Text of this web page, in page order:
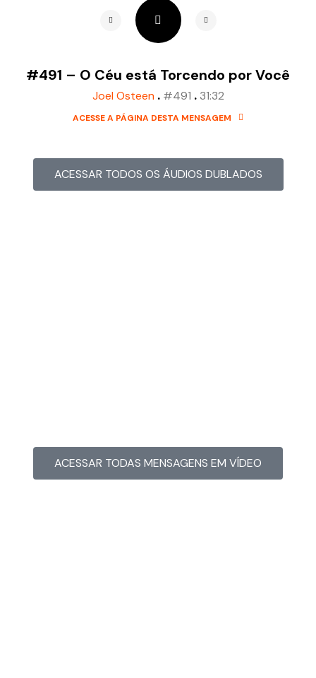
#491 – O Céu está Torcendo por Você
Joel Osteen . #491 . 31:32
ACESSE A PÁGINA DESTA MENSAGEM
ACESSAR TODOS OS ÁUDIOS DUBLADOS
ACESSAR TODAS MENSAGENS EM VÍDEO